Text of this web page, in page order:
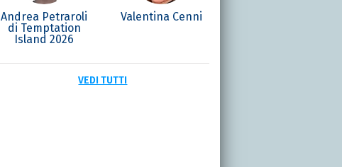
Andrea Petraroli
di Temptation
Island 2026
Valentina Cenni
VEDI TUTTI